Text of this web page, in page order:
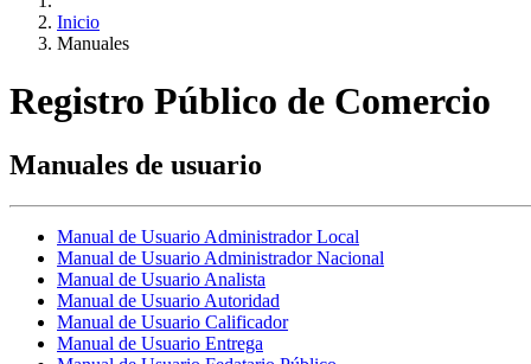
Inicio
Manuales
Registro Público de Comercio
Manuales de usuario
Manual de Usuario Administrador Local
Manual de Usuario Administrador Nacional
Manual de Usuario Analista
Manual de Usuario Autoridad
Manual de Usuario Calificador
Manual de Usuario Entrega